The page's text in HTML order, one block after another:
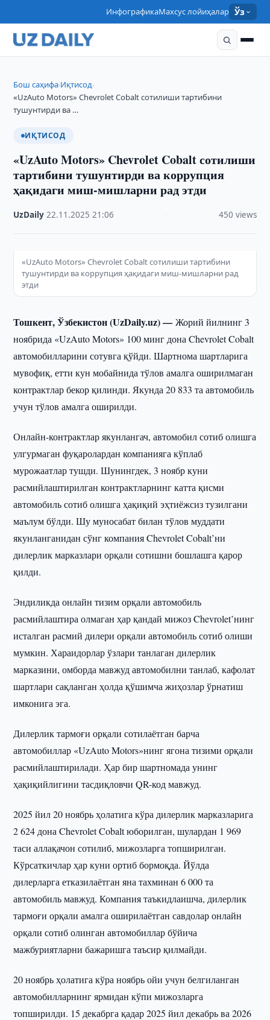
ИнфографикаМахсус лойиҳалар Ўз
Бош саҳифа›Иқтисод›
«UzAuto Motors» Chevrolet Cobalt сотилиши тартибини
тушунтирди ва …
ИҚТИСОД
«UzAuto Motors» Chevrolet Cobalt сотилиши
тартибини тушунтирди ва коррупция
ҳақидаги миш-мишларни рад этди
UzDaily ·22.11.2025 ·21:06 450 views
«UzAuto Motors» Chevrolet Cobalt сотилиши тартибини
тушунтирди ва коррупция ҳақидаги миш-мишларни рад
этди
Тошкент, Ўзбекистон (UzDaily.uz) —Жорий йилнинг 3
ноябрида «UzAuto Motors» 100 минг дона Chevrolet Cobalt
автомобилларини сотувга қўйди. Шартнома шартларига
мувофиқ, етти кун мобайнида тўлов амалга оширилмаган
контрактлар бекор қилинди. Якунда 20 833 та автомобиль
учун тўлов амалга оширилди.
Онлайн-контрактлар якунлангач, автомобил сотиб олишга
улгурмаган фуқаролардан компанияга кўплаб
мурожаатлар тушди. Шунингдек, 3 ноябр куни
расмийлаштирилган контрактларнинг катта қисми
автомобиль сотиб олишга ҳақиқий эҳтиёжсиз тузилгани
маълум бўлди. Шу муносабат билан тўлов муддати
якунланганидан сўнг компания Chevrolet Cobalt’ни
дилерлик марказлари орқали сотишни бошлашга қарор
қилди.
Эндиликда онлайн тизим орқали автомобиль
расмийлаштира олмаган ҳар қандай мижоз Chevrolet’нинг
исталган расмий дилери орқали автомобиль сотиб олиши
мумкин. Хараидорлар ўзлари танлаган дилерлик
марказини, омборда мавжуд автомобилни танлаб, кафолат
шартлари сақланган ҳолда қўшимча жиҳозлар ўрнатиш
имконига эга.
Дилерлик тармоғи орқали сотилаётган барча
автомобиллар «UzAuto Motors»нинг ягона тизими орқали
расмийлаштирилади. Ҳар бир шартномада унинг
ҳақиқийлигини тасдиқловчи QR-код мавжуд.
2025 йил 20 ноябрь ҳолатига кўра дилерлик марказларига
2 624 дона Chevrolet Cobalt юборилган, шулардан 1 969
таси аллақачон сотилиб, мижозларга топширилган.
Кўрсаткичлар ҳар куни ортиб бормоқда. Йўлда
дилерларга етказилаётган яна тахминан 6 000 та
автомобиль мавжуд. Компания таъкидлаишча, дилерлик
тармоғи орқали амалга оширилаётган савдолар онлайн
орқали сотиб олинган автомобиллар бўйича
мажбуриятларни бажаришга таъсир қилмайди.
20 ноябрь ҳолатига кўра ноябрь ойи учун белгиланган
автомобилларнинг ярмидан кўпи мижозларга
топширилди. 15 декабрга қадар 2025 йил декабрь ва 2026